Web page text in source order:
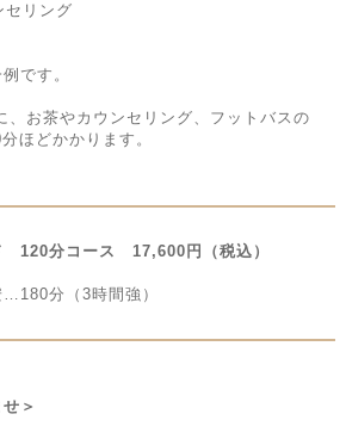
リング
です。
お茶やカウンセリング、フットバスの
ほどかかります。
120分コース 17,600円（税込）
分（3時間強）
＞